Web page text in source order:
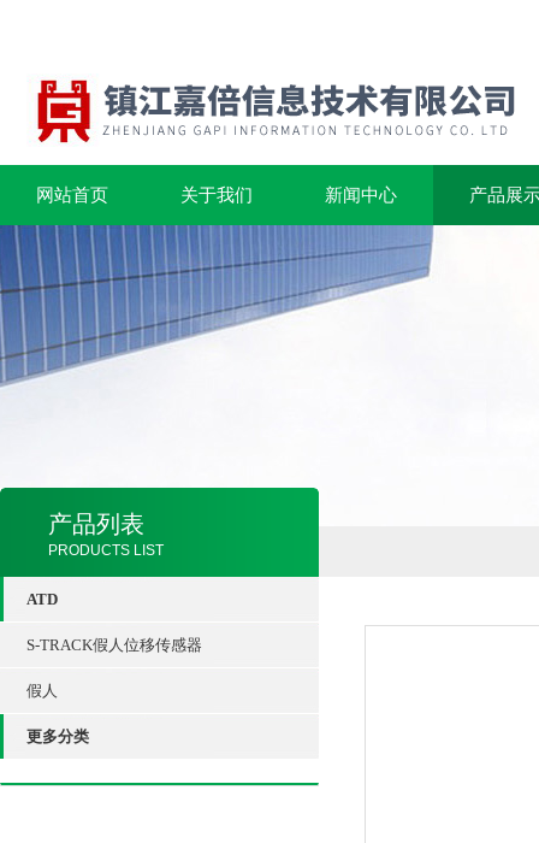
网站首页 关于我们 新闻中心 产品展
产品列表
PRODUCTS LIST
ATD
S-TRACK假人位移传感器
假人
更多分类